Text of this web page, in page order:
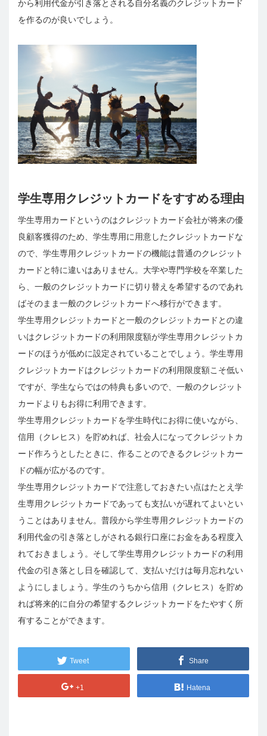
から利用代金が引き落とされる自分名義のクレジットカード
を作るのが良いでしょう。
学生専用クレジットカードをすすめる理由
学生専用カードというのはクレジットカード会社が将来の優
良顧客獲得のため、学生専用に用意したクレジットカードな
ので、学生専用クレジットカードの機能は普通のクレジット
カードと特に違いはありません。大学や専門学校を卒業した
ら、一般のクレジットカードに切り替えを希望するのであれ
ばそのまま一般のクレジットカードへ移行ができます。
学生専用クレジットカードと一般のクレジットカードとの違
いはクレジットカードの利用限度額が学生専用クレジットカ
ードのほうが低めに設定されていることでしょう。学生専用
クレジットカードはクレジットカードの利用限度額こそ低い
ですが、学生ならではの特典も多いので、一般のクレジット
カードよりもお得に利用できます。
学生専用クレジットカードを学生時代にお得に使いながら、
信用（クレヒス）を貯めれば、社会人になってクレジットカ
ード作ろうとしたときに、作ることのできるクレジットカー
ドの幅が広がるのです。
学生専用クレジットカードで注意しておきたい点はたとえ学
生専用クレジットカードであっても支払いが遅れてよいとい
うことはありません。普段から学生専用クレジットカードの
利用代金の引き落としがされる銀行口座にお金をある程度入
れておきましょう。そして学生専用クレジットカードの利用
代金の引き落とし日を確認して、支払いだけは毎月忘れない
ようにしましょう。学生のうちから信用（クレヒス）を貯め
れば将来的に自分の希望するクレジットカードをたやすく所
有することができます。
Tweet Share
+1 Hatena